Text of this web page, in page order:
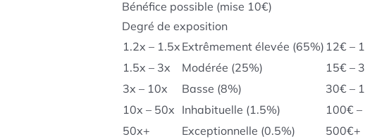
Bénéfice possible (mise 10€)
Degré de exposition
1.2x – 1.5x Extrêmement élevée (65%) 12€ –
1.5x – 3x
Modérée (25%) 15€ –
3x – 10x
Basse (8%) 30€ –
10x – 50x Inhabituelle (1.5%) 100€
50x+
Exceptionnelle (0.5%) 500€+